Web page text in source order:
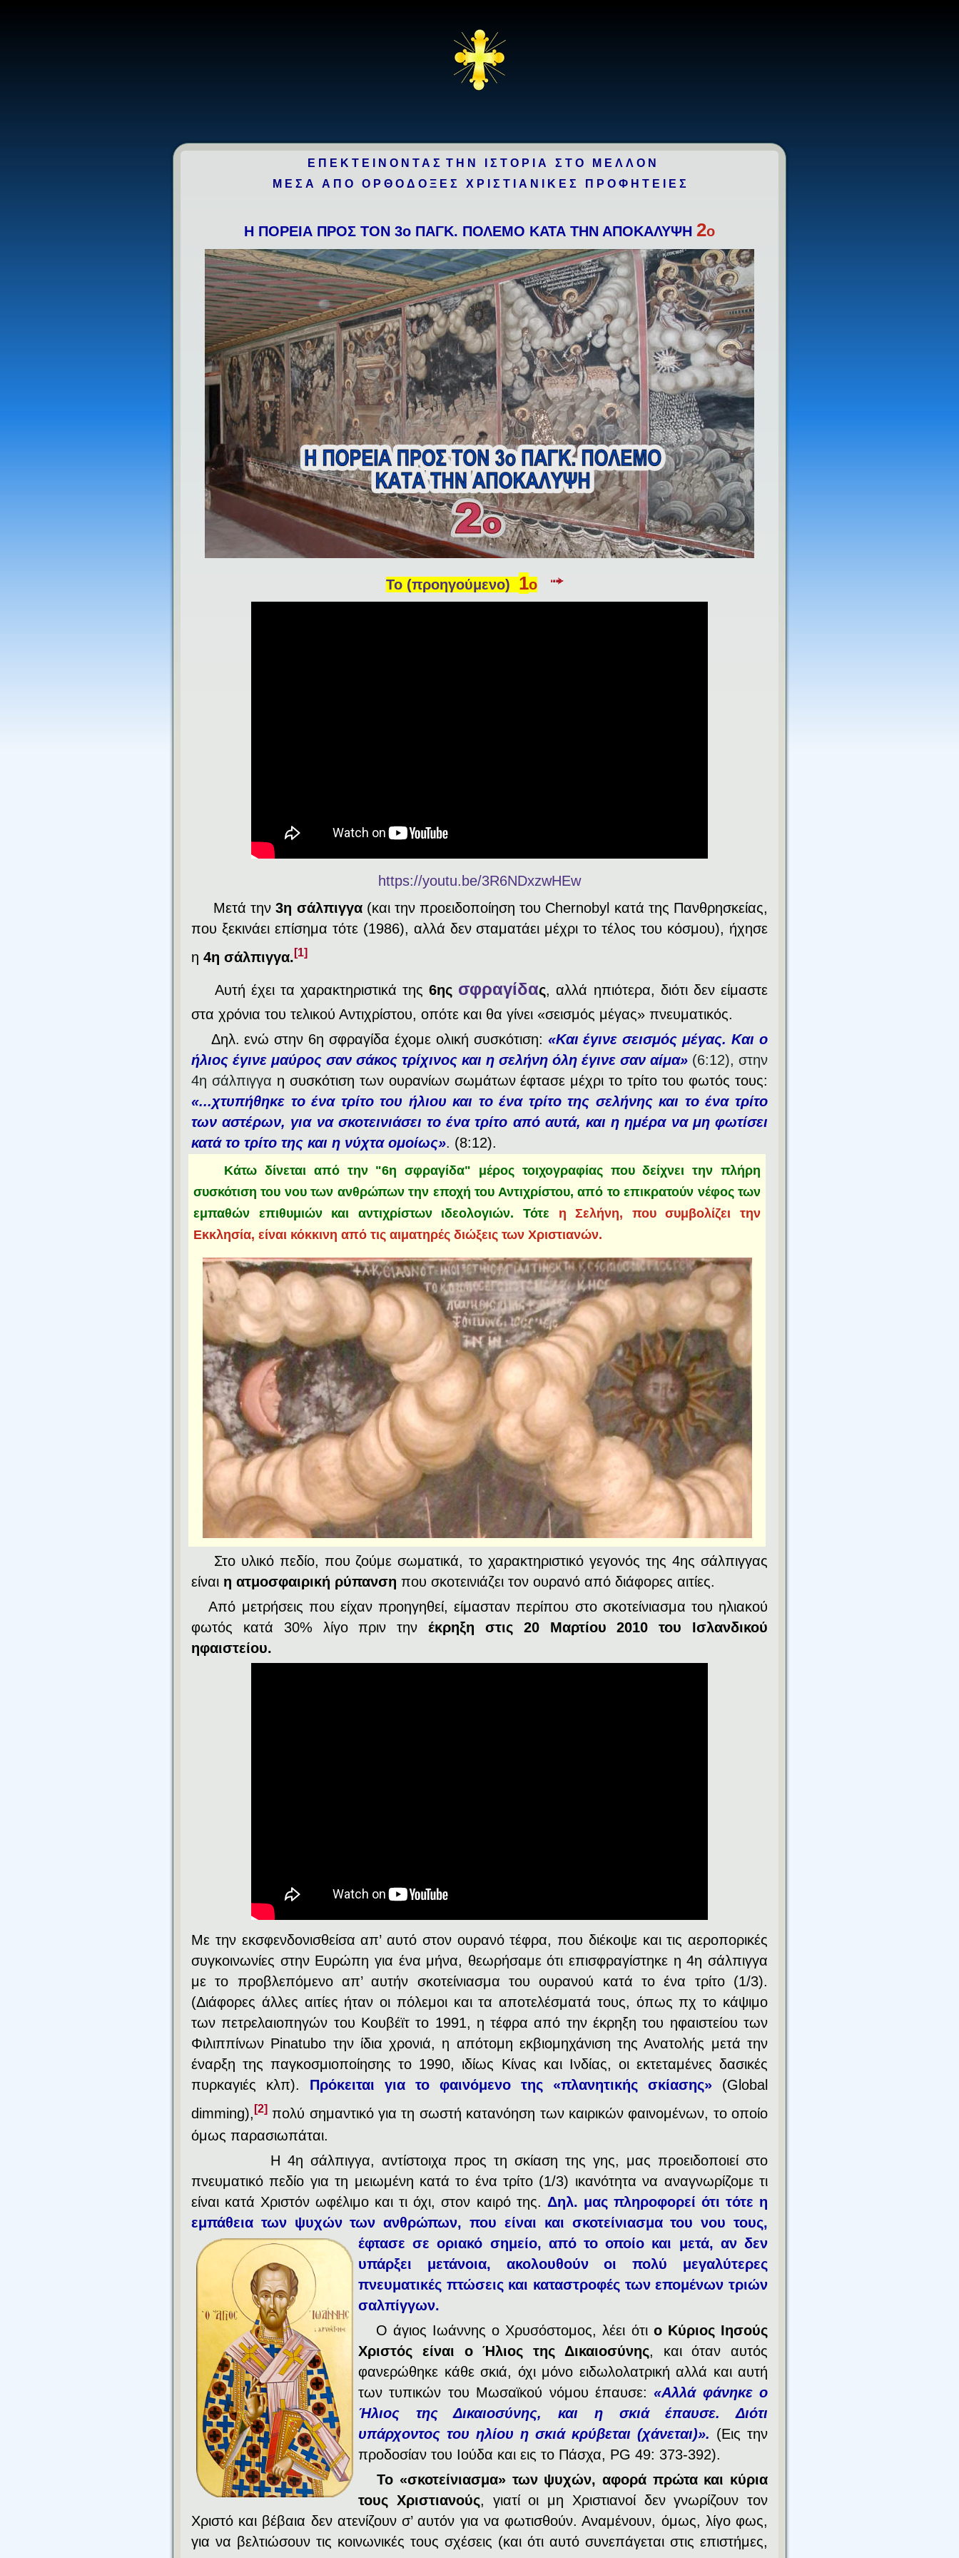
ΕΠΕΚΤΕΙΝΟΝΤΑΣ ΤΗΝ ΙΣΤΟΡΙΑ ΣΤΟ ΜΕΛΛΟΝ
ΜΕΣΑ ΑΠΟ ΟΡΘΟΔΟΞΕΣ ΧΡΙΣΤΙΑΝΙΚΕΣ ΠΡΟΦΗΤΕΙΕΣ
Η ΠΟΡΕΙΑ ΠΡΟΣ ΤΟΝ 3ο ΠΑΓΚ. ΠΟΛΕΜΟ ΚΑΤΑ ΤΗΝ ΑΠΟΚΑΛΥΨΗ 2o
Το (προηγούμενο) 1o
https://youtu.be/3R6NDxzwHEw
Μετά την3η σάλπιγγα(και την προειδοποίηση του Chernobyl κατά της Πανθρησκείας,
που ξεκινάει επίσημα τότε (1986), αλλά δεν σταματάει μέχρι το τέλος του κόσμου), ήχησε
η 4η σάλπιγγα. [1]
Αυτή έχει τα χαρακτηριστικά της6ης σφραγίδας, αλλά ηπιότερα, διότι δεν είμαστε
στα χρόνια του τελικού Αντιχρίστου, οπότε και θα γίνει «σεισμός μέγας» πνευματικός.
Δηλ. ενώ στην 6η σφραγίδα έχομε ολική συσκότιση: «Και έγινε σεισμός μέγας. Και ο
ήλιος έγινε μαύρος σαν σάκος τρίχινος και η σελήνη όλη έγινε σαν αίμα» (6:12), στην
4η σάλπιγγα η συσκότιση των ουρανίων σωμάτων έφτασε μέχρι το τρίτο του φωτός τους:
«...χτυπήθηκε το ένα τρίτο του ήλιου και το ένα τρίτο της σελήνης και το ένα τρίτο
των αστέρων, για να σκοτεινιάσει το ένα τρίτο από αυτά, και η ημέρα να μη φωτίσει
κατά το τρίτο της και η νύχτα ομοίως». (8:12).
Κάτω δίνεται από την "6η σφραγίδα" μέρος τοιχογραφίας που δείχνει την πλήρη
συσκότιση του νου των ανθρώπων την εποχή του Αντιχρίστου, από το επικρατούν νέφος των
εμπαθών επιθυμιών και αντιχρίστων ιδεολογιών. Τότε η Σελήνη, που συμβολίζει την
Εκκλησία, είναι κόκκινη από τις αιματηρές διώξεις των Χριστιανών.
Στο υλικό πεδίο, που ζούμε σωματικά, το χαρακτηριστικό γεγονός της4ης σάλπιγγας
είναι η ατμοσφαιρική ρύπανση που σκοτεινιάζει τον ουρανό από διάφορες αιτίες.
Από μετρήσεις που είχαν προηγηθεί, είμασταν περίπου στο σκοτείνιασμα του ηλιακού
φωτός κατά 30% λίγο πριν την έκρηξη στις 20 Μαρτίου 2010 του Ισλανδικού
ηφαιστείου.
Με την εκσφενδονισθείσα απ’ αυτό στον ουρανό τέφρα, που διέκοψε και τις αεροπορικές
συγκοινωνίες στην Ευρώπη για ένα μήνα, θεωρήσαμε ότι επισφραγίστηκε η 4η σάλπιγγα
με το προβλεπόμενο απ’ αυτήν σκοτείνιασμα του ουρανού κατά το ένα τρίτο (1/3).
(Διάφορες άλλες αιτίες ήταν οι πόλεμοι και τα αποτελέσματά τους, όπως πχ το κάψιμο
των πετρελαιοπηγών του Κουβέϊτ το 1991, η τέφρα από την έκρηξη του ηφαιστείου των
Φιλιππίνων Pinatubo την ίδια χρονιά, η απότομη εκβιομηχάνιση της Ανατολής μετά την
έναρξη της παγκοσμιοποίησης το 1990, ιδίως Κίνας και Ινδίας, οι εκτεταμένες δασικές
πυρκαγιές κλπ). Πρόκειται για το φαινόμενο της «πλανητικής σκίασης» (Global
dimming), [2] πολύ σημαντικό για τη σωστή κατανόηση των καιρικών φαινομένων, το οποίο
όμως παρασιωπάται.
Η 4η σάλπιγγα, αντίστοιχα προς τη σκίαση της γης, μας προειδοποιεί στο
πνευματικό πεδίο για τη μειωμένη κατά το ένα τρίτο (1/3) ικανότητα να αναγνωρίζομε τι
είναι κατά Χριστόν ωφέλιμο και τι όχι, στον καιρό της. Δηλ. μας πληροφορεί ότι τότε η
εμπάθεια των ψυχών των ανθρώπων, που είναι και σκοτείνιασμα του νου τους,
έφτασε σε οριακό σημείο, από τοοποίο και μετά, αν δεν
υπάρξει μετάνοια, ακολουθούν οι πολύ μεγαλύτερες
πνευματικές πτώσεις και καταστροφές των επομένων τριών
σαλπίγγων.
Ο άγιος Ιωάννης ο Χρυσόστομος, λέει ότι ο Κύριος Ιησούς
Χριστός είναι ο Ήλιος της Δικαιοσύνης, και όταν αυτός
φανερώθηκε κάθε σκιά, όχι μόνο ειδωλολατρική αλλά και αυτή
των τυπικών του Μωσαϊκού νόμου έπαυσε:«Αλλά φάνηκε ο
Ήλιος της Δικαιοσύνης, και η σκιά έπαυσε. Διότι
υπάρχοντος του ηλίου η σκιά κρύβεται (χάνεται)». (Εις την
προδοσίαν του Ιούδα και εις το Πάσχα, PG 49: 373-392).
Το «σκοτείνιασμα» των ψυχών, αφορά πρώτα και κύρια
τους Χριστιανούς, γιατί οι μη Χριστιανοί δεν γνωρίζουν τον
Χριστό και βέβαια δεν ατενίζουν σ’ αυτόν για να φωτισθούν. Αναμένουν, όμως, λίγο φως,
για να βελτιώσουν τις κοινωνικές τους σχέσεις (και ότι αυτό συνεπάγεται στις επιστήμες,